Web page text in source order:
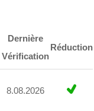
Dernière
Vérification
Réduction
8.08.2026